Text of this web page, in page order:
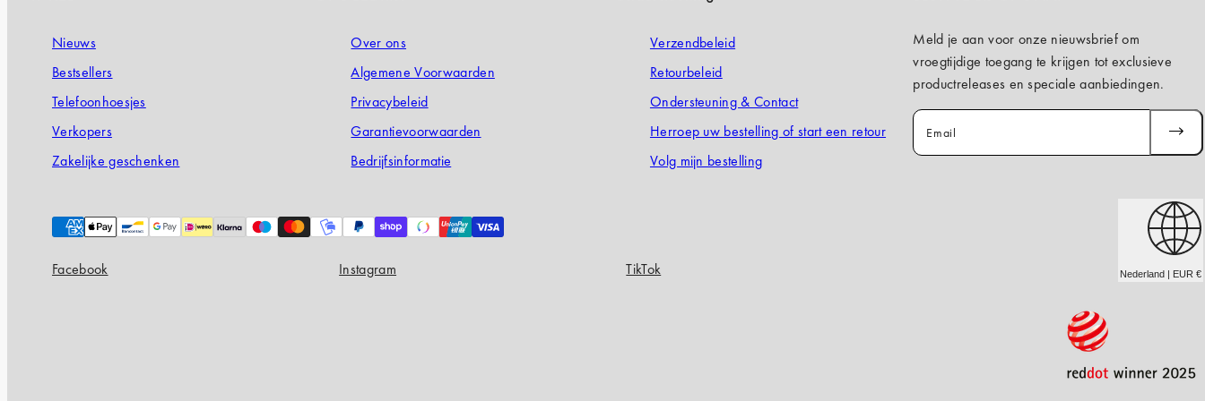
Nieuws
Bestsellers
Telefoonhoesjes
Verkopers
Zakelijke geschenken
Over ons
Algemene Voorwaarden
Privacybeleid
Garantievoorwaarden
Bedrijfsinformatie
Verzendbeleid
Retourbeleid
Ondersteuning & Contact
Herroep uw bestelling of start een retour
Volg mijn bestelling
Meld je aan voor onze nieuwsbrief om
vroegtijdige toegang te krijgen tot exclusieve
productreleases en speciale aanbiedingen.
Email
Payment
methods
Facebook
Instagram TikTok Nederland | EUR €